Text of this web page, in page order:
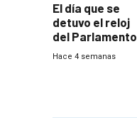
El día que se
detuvo el reloj
del Parlamento
para negociar
Hace 4 semanas